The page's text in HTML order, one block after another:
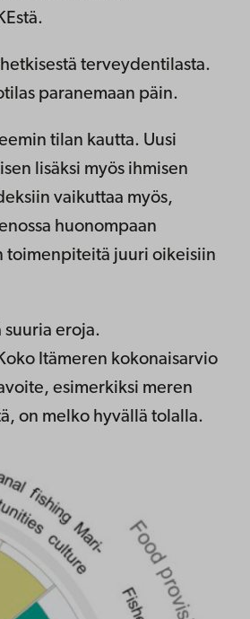
terveydentilasta.
paranemaan päin.
tilan kautta. Uusi
lisäksi myös ihmisen
vaikuttaa myös,
huonompaan
toimenpiteitä juuri oikeisiin
suuria eroja.
Itämeren kokonaisarvio
esimerkiksi meren
on melko hyvällä tolalla.